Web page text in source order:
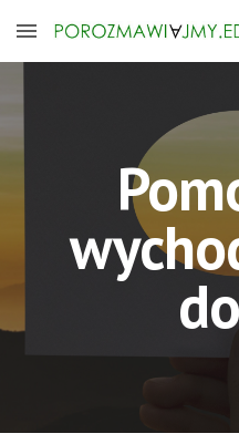
Skip to main content